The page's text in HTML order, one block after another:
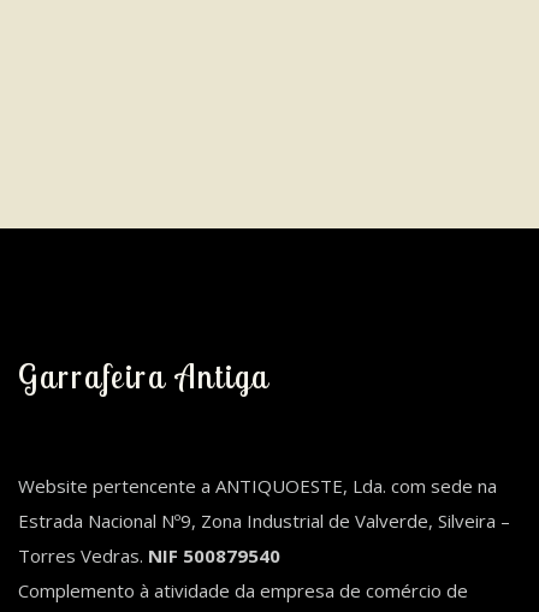
Garrafeira Antiga
Website pertencente a ANTIQUOESTE, Lda. com sede na
Estrada Nacional Nº9, Zona Industrial de Valverde, Silveira –
Torres Vedras. NIF 500879540
Complemento à atividade da empresa de comércio de